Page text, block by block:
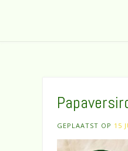
GEPLAATST OP 15